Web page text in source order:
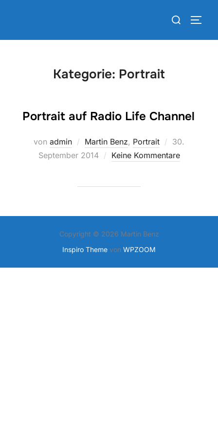
Suchen
Kategorie: Portrait
Portrait auf Radio Life Channel
von admin Martin Benz, Portrait
am
30.
September 2014
Keine Kommentare
Copyright © 2026 Martin Benz
Inspiro Theme von WPZOOM